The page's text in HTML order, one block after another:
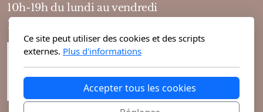
10h-19h du lundi au vendredi
10h-18h le samedi
Ce site peut utiliser des cookies et des scripts
externes. Plus d'informations
Accepter tous les cookies